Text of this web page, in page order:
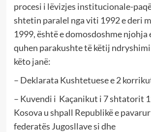
procesi i lëvizjes institucionale-
shtetin paralel nga viti 1992 e deri
1999, është e domosdoshme njohja
quhen parakushte të këtij
këto janë:
– Deklarata Kushtetuese e 2
– Kuvendi i Kaçanikut i 7 shtatorit
Kosova u shpall Republikë e
federatës Jugosllave si dhe